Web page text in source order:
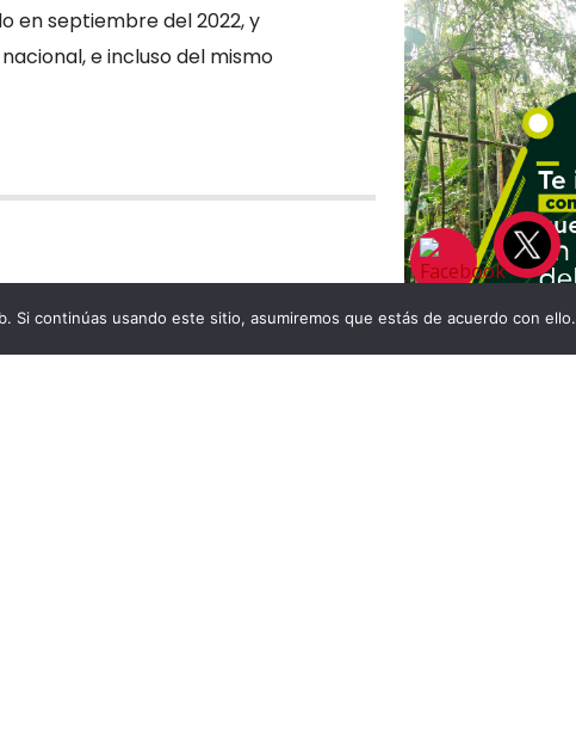
en septiembre del 2022, y
e incluso del mismo
Si continúas usando este sitio, asumiremos que estás de acuerdo con ello.